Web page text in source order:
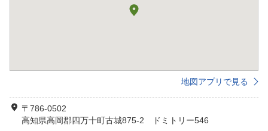
地図アプリで見る
〒786-0502
高知県高岡郡四万十町古城875-2 ドミトリー546